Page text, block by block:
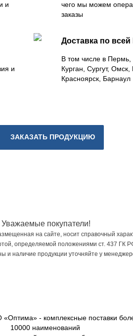
и
чего мы можем
заказы
и
Доставка по всей
В том числе в
Курган, Сургут, Омск,
Красноярск, Барнаул
ЗАКАЗАТЬ ПРОДУКЦИЮ
Уважаемые покупатели!
на сайте, носит справочный
определяемой положениями ст. 437 ГК
и наличие продукции уточняйте у
- комплексные поставки
10000 наименований